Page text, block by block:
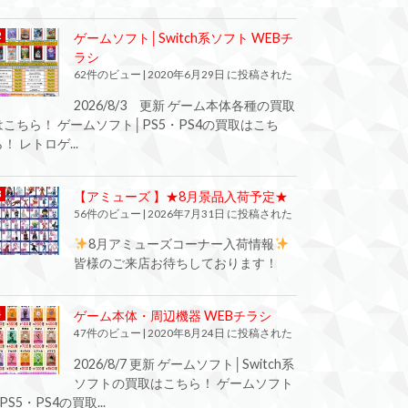
ゲームソフト│Switch系ソフト WEBチ
ラシ
62件のビュー 2020年6月29日 に投稿された
2026/8/3 更新 ゲーム本体各種の買取
こちら！ ゲームソフト│PS5・PS4の買取はこち
！ レトロゲ...
【アミューズ 】★8月景品入荷予定★
56件のビュー | 2026年7月31日 に投稿された
8月アミューズコーナー入荷情報
皆様のご来店お待ちしております！
ゲーム本体・周辺機器 WEBチラシ
47件のビュー 2020年8月24日 に投稿された
2026/8/7 更新 ゲームソフト│Switch系
ソフトの買取はこちら！ ゲームソフト
・PS4の買取...